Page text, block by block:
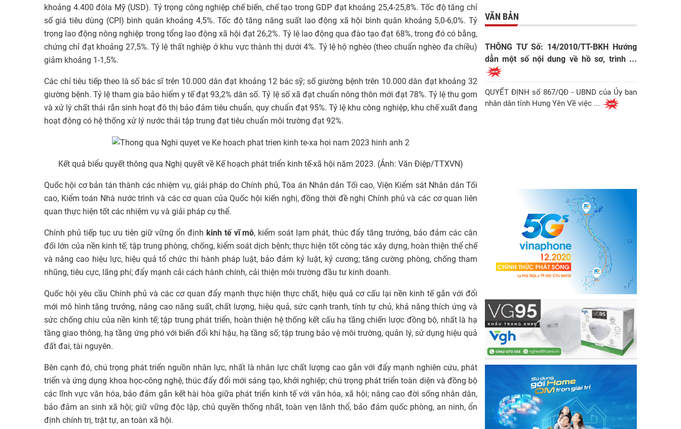
khoảng 4.400 đôla Mỹ (USD). Tỷ trọng công nghiệp chế biến, chế tạo trong GDP đạt khoảng 25,4-25,8%. Tốc độ tăng chỉ
số giá tiêu dùng (CPI) bình quân khoảng 4,5%. Tốc độ tăng năng suất lao động xã hội bình quân khoảng 5,0-6,0%. Tỷ
trọng lao động nông nghiệp trong tổng lao động xã hội đạt 26,2%. Tỷ lệ lao động qua đào tạo đạt 68%, trong đó có bằng,
chứng chỉ đạt khoảng 27,5%. Tỷ lệ thất nghiệp ở khu vực thành thị dưới 4%. Tỷ lệ hộ nghèo (theo chuẩn nghèo đa chiều)
giảm khoảng 1-1,5%.
Các chỉ tiêu tiếp theo là số bác sĩ trên 10.000 dân đạt khoảng 12 bác sỹ; số giường bệnh trên 10.000 dân đạt khoảng 32
giường bệnh. Tỷ lệ tham gia bảo hiểm y tế đạt 93,2% dân số. Tỷ lệ số xã đạt chuẩn nông thôn mới đạt 78%. Tỷ lệ thu gom
và xử lý chất thải rắn sinh hoạt đô thị bảo đảm tiêu chuẩn, quy chuẩn đạt 95%. Tỷ lệ khu công nghiệp, khu chế xuất đang
hoạt động có hệ thống xử lý nước thải tập trung đạt tiêu chuẩn môi trường đạt 92%.
Kết quả biểu quyết thông qua Nghị quyết về Kế hoạch phát triển kinh tế-xã hội năm 2023. (Ảnh: Văn Điệp/TTXVN)
Quốc hội cơ bản tán thành các nhiệm vụ, giải pháp do Chính phủ, Tòa án Nhân dân Tối cao, Viện Kiểm sát Nhân dân Tối
cao, Kiểm toán Nhà nước trình và các cơ quan của Quốc hội kiến nghị, đồng thời đề nghị Chính phủ và các cơ quan liên
quan thực hiện tốt các nhiệm vụ và giải pháp cụ thể.
Chính phủ tiếp tục ưu tiên giữ vững ổn định kinh tế vĩ mô, kiểm soát lạm phát, thúc đẩy tăng trưởng, bảo đảm các cân
đối lớn của nền kinh tế; tập trung phòng, chống, kiểm soát dịch bệnh; thực hiện tốt công tác xây dựng, hoàn thiện thể chế
và nâng cao hiệu lực, hiệu quả tổ chức thi hành pháp luật, bảo đảm kỷ luật, kỷ cương; tăng cường phòng, chống tham
nhũng, tiêu cực, lãng phí; đẩy mạnh cải cách hành chính, cải thiện môi trường đầu tư kinh doanh.
Quốc hội yêu cầu Chính phủ và các cơ quan đẩy mạnh thực hiện thực chất, hiệu quả cơ cấu lại nền kinh tế gắn với đổi
mới mô hình tăng trưởng, nâng cao năng suất, chất lượng, hiệu quả, sức cạnh tranh, tính tự chủ, khả năng thích ứng và
sức chống chịu của nền kinh tế; tập trung phát triển, hoàn thiện hệ thống kết cấu hạ tầng chiến lược đồng bộ, nhất là hạ
tầng giao thông, hạ tầng ứng phó với biến đổi khí hậu, hạ tầng số; tập trung bảo vệ môi trường, quản lý, sử dụng hiệu quả
đất đai, tài nguyên.
Bên cạnh đó, chú trọng phát triển nguồn nhân lực, nhất là nhân lực chất lượng cao gắn với đẩy mạnh nghiên cứu, phát
triển và ứng dụng khoa học-công nghệ, thúc đẩy đổi mới sáng tạo, khởi nghiệp; chú trọng phát triển toàn diện và đồng bộ
các lĩnh vực văn hóa, bảo đảm gắn kết hài hòa giữa phát triển kinh tế với văn hóa, xã hội; nâng cao đời sống nhân dân,
bảo đảm an sinh xã hội; giữ vững độc lập, chủ quyền thống nhất, toàn vẹn lãnh thổ, bảo đảm quốc phòng, an ninh, ổn
định chính trị, trật tự, an toàn xã hội.
VĂN BẢN
THÔNG TƯ Số: 14/2010/TT-BKH Hướng
dẫn một số nội dung về hồ sơ, trình ...
QUYẾT ĐỊNH số 867/QĐ - UBND của Ủy ban
nhân dân tỉnh Hưng Yên Về việc ...